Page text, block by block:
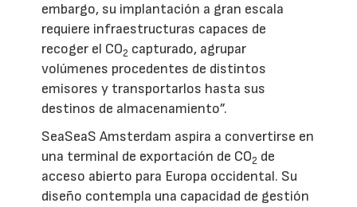
embargo, su implantación a gran escala
requiere infraestructuras capaces de
recoger el CO2 capturado, agrupar
volúmenes procedentes de distintos
emisores y transportarlos hasta sus
destinos de almacenamiento”.
SeaSeaS Amsterdam aspira a convertirse en
una terminal de exportación de CO2 de
acceso abierto para Europa occidental. Su
diseño contempla una capacidad de gestión